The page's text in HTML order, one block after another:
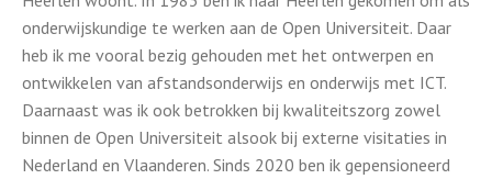
onderwijskundige te werken aan de Open Universiteit. Daar
heb ik me vooral bezig gehouden met het ontwerpen en
ontwikkelen van afstandsonderwijs en onderwijs met ICT.
Daarnaast was ik ook betrokken bij kwaliteitszorg zowel
binnen de Open Universiteit alsook bij externe visitaties in
Nederland en Vlaanderen. Sinds 2020 ben ik gepensioneerd